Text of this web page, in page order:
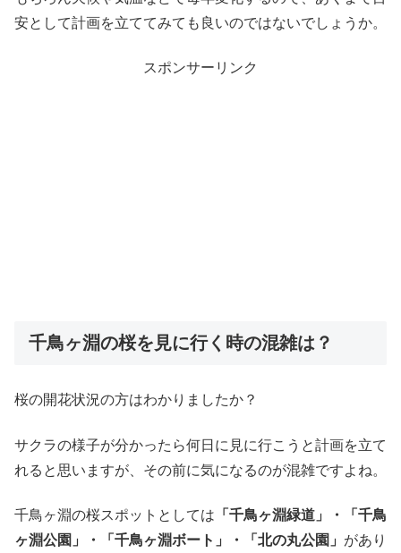
安として計画を立ててみても良いのではないでしょうか。
スポンサーリンク
千鳥ヶ淵の桜を見に行く時の混雑は？
桜の開花状況の方はわかりましたか？
サクラの様子が分かったら何日に見に行こうと計画を立て
れると思いますが、その前に気になるのが混雑ですよね。
千鳥ヶ淵の桜スポットとしては 「千鳥ヶ淵緑道」・「千鳥
ヶ淵公園」・「千鳥ヶ淵ボート」・「北の丸公園」 があり